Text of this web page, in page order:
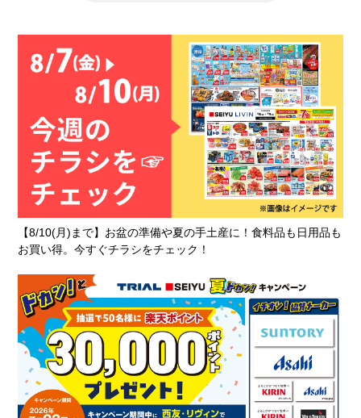
【8/10(月)まで】お盆の準備や夏の手土産に！食料品も日用品も
お買い得。今すぐチラシをチェック！